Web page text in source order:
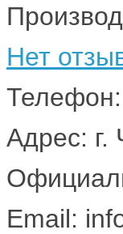
Нет
Адрес: г.
Email: